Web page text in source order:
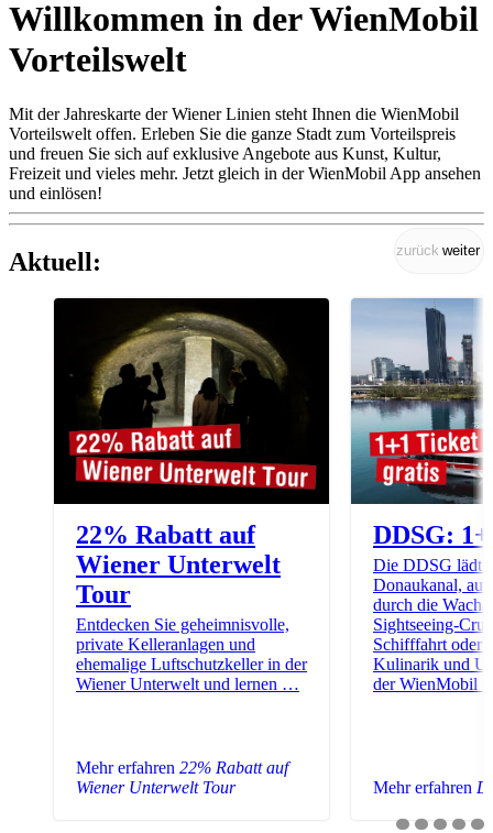
Willkommen in der WienMobil
Vorteilswelt
Mit der Jahreskarte der Wiener Linien steht Ihnen die WienMobil
Vorteilswelt offen. Erleben Sie die ganze Stadt zum Vorteilspreis
und freuen Sie sich auf exklusive Angebote aus Kunst, Kultur,
Freizeit und vieles mehr. Jetzt gleich in der WienMobil App ansehen
und einlösen!
Aktuell: zurück weiter
22% Rabatt auf
Wiener Unterwelt
Tour
Entdecken Sie geheimnisvolle,
private Kelleranlagen und
ehemalige Luftschutzkeller in der
Wiener Unterwelt und lernen …
Mehr erfahren 22% Rabatt auf
Wiener Unterwelt Tour
DDSG:
Die DDSG lädt
Donaukanal,
durch die
Sightseeing-
Schifffahrt oder
Kulinarik und
der WienMobil
Mehr erfahren